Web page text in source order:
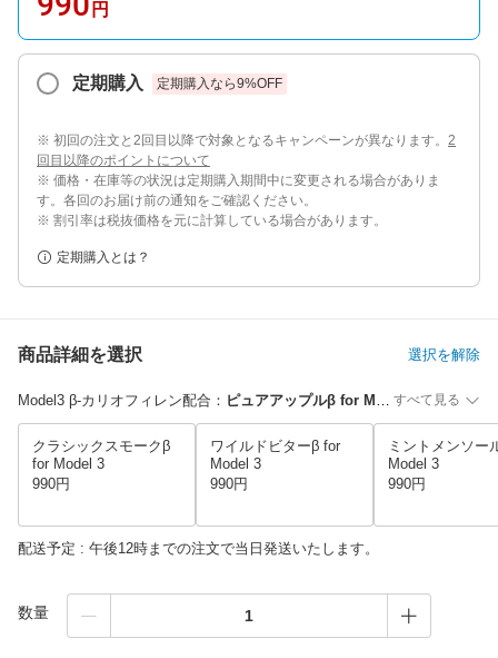
円
定期購入 定期購入なら9%OFF
※ 初回の注文と2回目以降で対象となるキャンペーンが異なります。 2
回目以降のポイントについて
※ 価格・在庫等の状況は定期購入期間中に変更される場合がありま
す。各回のお届け前の通知をご確認ください。
※ 割引率は税抜価格を元に計算している場合があります。
定期購入とは？
商品詳細を選択 選択を解除
Model3 β-カリオフィレン配合 ： ピュアアップルβ for Model 3 すべて見る
クラシックスモークβ
for Model 3
990円
ワイルドビターβ for
Model 3
990円
ミントメンソー
Model 3
990円
配送予定 : 午後12時までの注文で当日発送いたします。
数量